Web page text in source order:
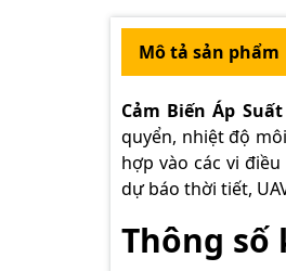
Mô tả sản phẩm
Cảm Biến Áp
quyển, nhiệt độ
hợp vào các vi
dự báo thời tiết,
Thông